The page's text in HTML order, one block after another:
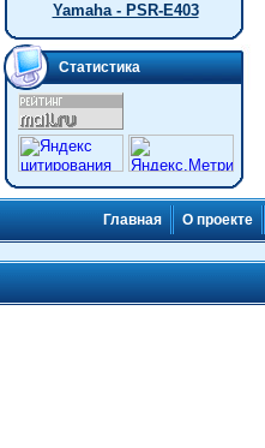
Yamaha - PSR-E403
Статистика
Главная О проекте